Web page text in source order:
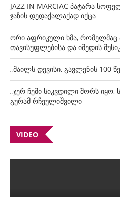
JAZZ IN MARCIAC პატარა
ჯაზის დედაქალაქად იქცა
ორი აფრიკული ხმა, რომელმაც
თავისუფლებისა და იმედის
„მაილს დევისი, გავლენის 100
„ჯერ ჩემი სიკვდილი შორს
გურამ რჩეულიშვილი
VIDEO